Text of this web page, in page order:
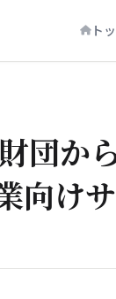
ト
か
向け